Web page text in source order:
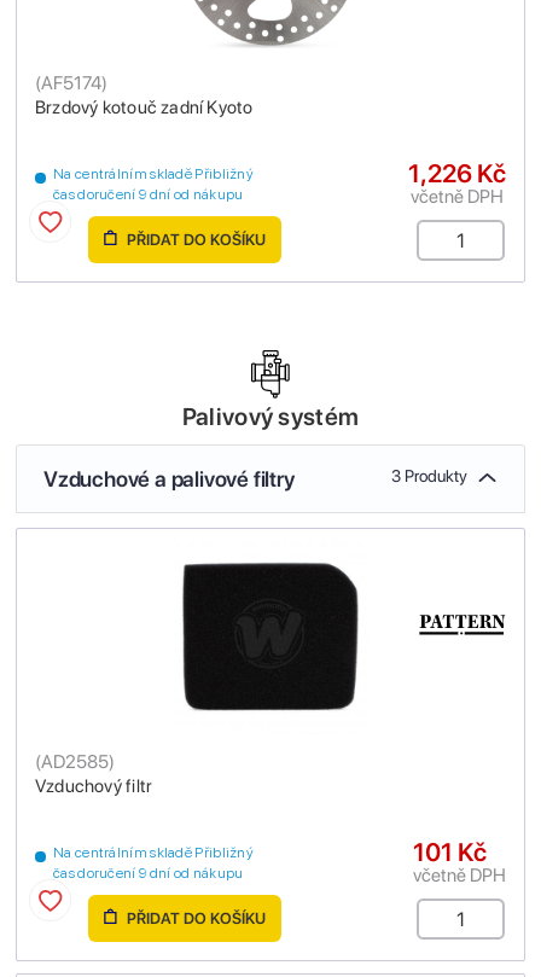
Brzdový kotouč zadní Kyoto
(AF5174)
Na centrálním skladě Přibližný
čas doručení 9 dní od nákupu
1,226 Kč
včetně DPH
PŘIDAT DO KOŠÍKU
Palivový systém
Vzduchové a palivové filtry 3 Produkty
Vzduchový filtr
(AD2585)
Na centrálním skladě Přibližný
čas doručení 9 dní od nákupu
101 Kč
včetně DPH
PŘIDAT DO KOŠÍKU